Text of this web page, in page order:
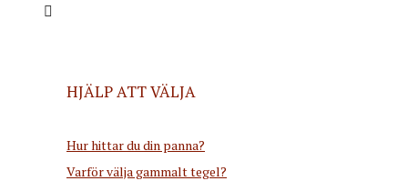
HJÄLP ATT VÄLJA
Hur hittar du din panna?
Varför välja gammalt tegel?